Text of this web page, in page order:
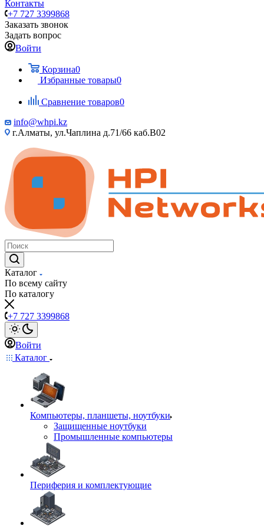
Контакты
+7 727 3399868
Заказать звонок
Задать вопрос
Войти
Корзина0
Избранные товары0
Сравнение товаров0
info@whpi.kz
г.Алматы, ул.Чаплина д.71/66 каб.B02
Каталог
По всему сайту
По каталогу
+7 727 3399868
Войти
Каталог
Компьютеры, планшеты, ноутбуки
Защищенные ноутбуки
Промышленные компьютеры
Периферия и комплектующие